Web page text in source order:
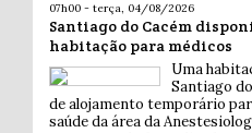
07h00 - terça, 04/08/2026
Santiago do Cacém
habitação para médicos
Uma
Santiago
de alojamento temporário
saúde da área da